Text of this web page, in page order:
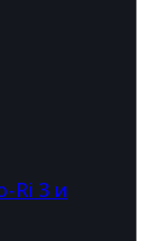
Ri 3 и